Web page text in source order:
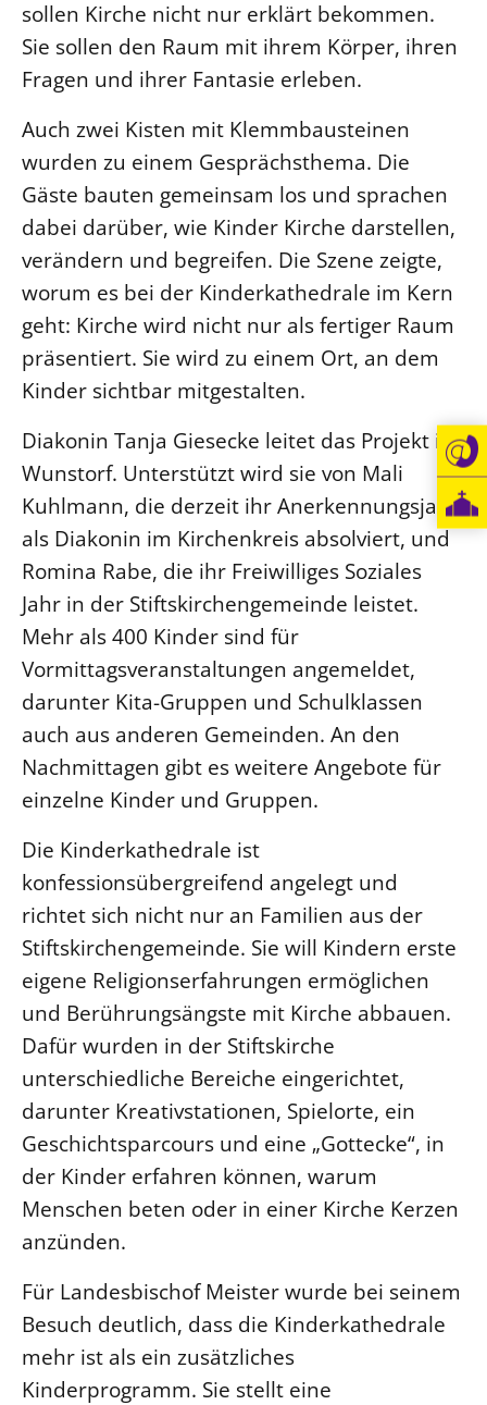
sollen Kirche nicht nur erklärt bekommen.
Sie sollen den Raum mit ihrem Körper, ihren
Fragen und ihrer Fantasie erleben.
Auch zwei Kisten mit Klemmbausteinen
wurden zu einem Gesprächsthema. Die
Gäste bauten gemeinsam los und sprachen
dabei darüber, wie Kinder Kirche darstellen,
verändern und begreifen. Die Szene zeigte,
worum es bei der Kinderkathedrale im Kern
geht: Kirche wird nicht nur als fertiger Raum
präsentiert. Sie wird zu einem Ort, an dem
Kinder sichtbar mitgestalten.
Diakonin Tanja Giesecke leitet das Projekt in
Wunstorf. Unterstützt wird sie von Mali
Kuhlmann, die derzeit ihr Anerkennungsjahr
als Diakonin im Kirchenkreis absolviert, und
Romina Rabe, die ihr Freiwilliges Soziales
Jahr in der Stiftskirchengemeinde leistet.
Mehr als 400 Kinder sind für
Vormittagsveranstaltungen angemeldet,
darunter Kita-Gruppen und Schulklassen
auch aus anderen Gemeinden. An den
Nachmittagen gibt es weitere Angebote für
einzelne Kinder und Gruppen.
Die Kinderkathedrale ist
konfessionsübergreifend angelegt und
richtet sich nicht nur an Familien aus der
Stiftskirchengemeinde. Sie will Kindern erste
eigene Religionserfahrungen ermöglichen
und Berührungsängste mit Kirche abbauen.
Dafür wurden in der Stiftskirche
unterschiedliche Bereiche eingerichtet,
darunter Kreativstationen, Spielorte, ein
Geschichtsparcours und eine „Gottecke“, in
der Kinder erfahren können, warum
Menschen beten oder in einer Kirche Kerzen
anzünden.
Für Landesbischof Meister wurde bei seinem
Besuch deutlich, dass die Kinderkathedrale
mehr ist als ein zusätzliches
Kinderprogramm. Sie stellt eine